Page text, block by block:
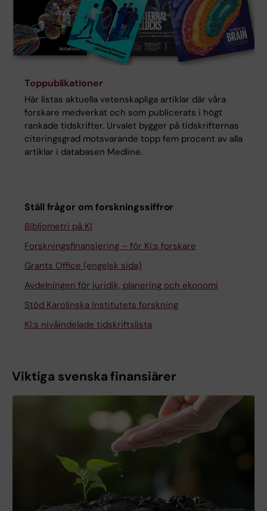
Toppublikationer
Här listas aktuella vetenskapliga artiklar där våra
forskare medverkat och som publicerats i högt
rankade tidskrifter. Urvalet bygger på tidskrifternas
citeringsgrad motsvarande topp fem procent av alla
artiklar i databasen Medline.
Ställ frågor om forskningssiffror
Bibliometri på KI
Forskningsfinansiering – för KI:s forskare
Grants Office (engelsk sida)
Avdelningen för juridik, planering och ekonomi
Stöd Karolinska Institutets forskning
KI:s nivåindelade tidskriftslista
Viktiga svenska finansiärer